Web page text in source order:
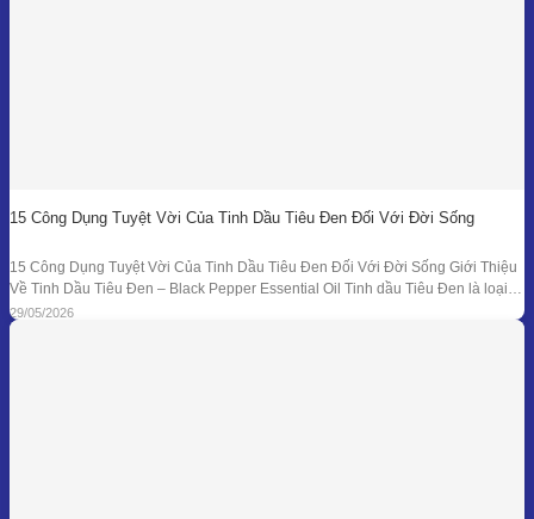
15 Công Dụng Tuyệt Vời Của Tinh Dầu Tiêu Đen Đối Với Đời Sống
15 Công Dụng Tuyệt Vời Của Tinh Dầu Tiêu Đen Đối Với Đời Sống Giới Thiệu
Về Tinh Dầu Tiêu Đen – Black Pepper Essential Oil Tinh dầu Tiêu Đen là loại
tinh dầu thiên nhiên được chiết xuất từ quả của cây Tiêu Đen (Piper nigrum)
bằng phương pháp chưng cất hơi nước. Đây là
29/05/2026